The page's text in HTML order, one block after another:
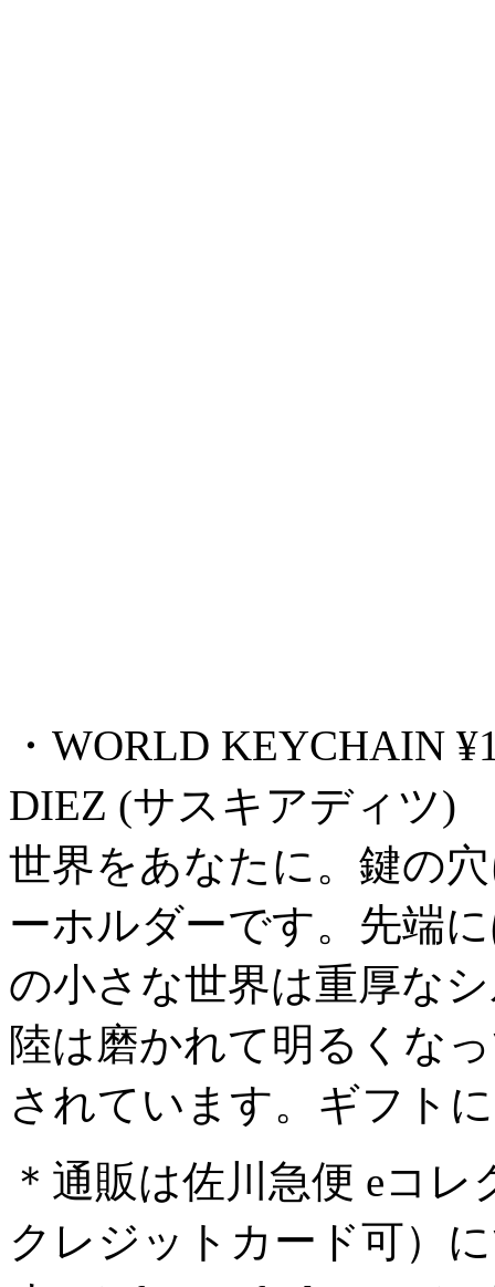
・WORLD KEYCHAIN
DIEZ (サスキアディツ)
世界をあなたに。鍵の
ーホルダーです。先端
の小さな世界は重厚な
陸は磨かれて明るくな
されています。ギフト
＊通販は佐川急便 eコ
クレジットカード可）